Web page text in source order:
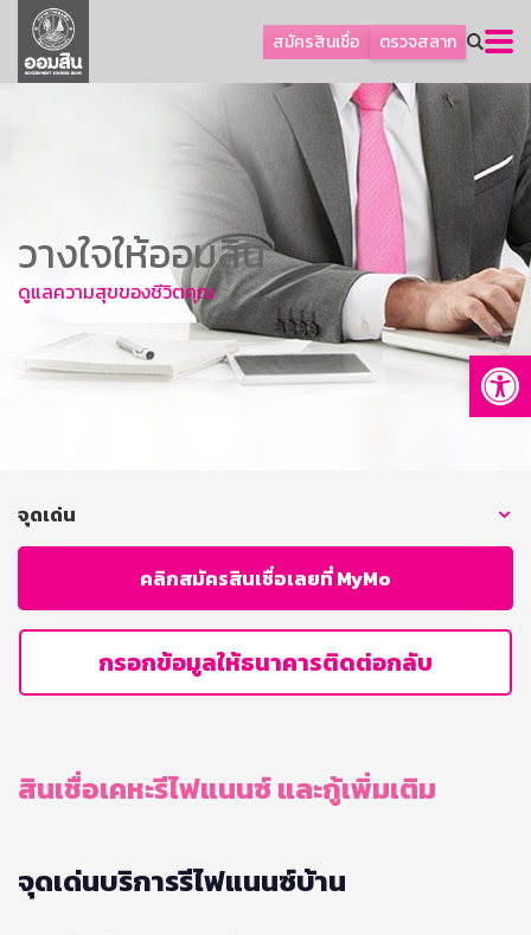
สมัครสินเชื่อ ตรวจสลาก
ลูกค้าธุรกิจ
ลูกค้าผู้ประกอบรายย่อย
การพัฒนาที่ยั่งยืน
ข่าวสาร
บริการทางการเงิน
อื่นๆ
วางใจให้ออมสิน
ดูแลความสุขของชีวิตคุณ
จุดเด่น
คลิกสมัครสินเชื่อเลยที่ MyMo
กรอกข้อมูลให้ธนาคารติดต่อกลับ
สินเชื่อเคหะรีไฟแนนซ์ และกู้เพิ่มเติม
จุดเด่นบริการรีไฟแนนซ์บ้าน